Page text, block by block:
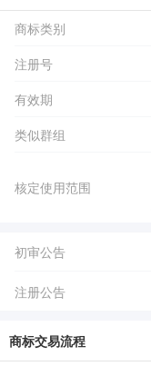
商标类别
注册号
有效期
类似群组
核定使用范围
初审公告
注册公告
商标交易流程